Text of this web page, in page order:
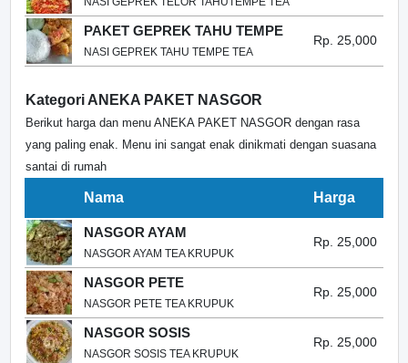
PAKET GEPREK TAHU TEMPE
NASI GEPREK TAHU TEMPE TEA
Rp. 25,000
Kategori ANEKA PAKET NASGOR
Berikut harga dan menu ANEKA PAKET NASGOR dengan rasa
yang paling enak. Menu ini sangat enak dinikmati dengan suasana
santai di rumah
Nama Harga
NASGOR AYAM
NASGOR AYAM TEA KRUPUK
Rp. 25,000
NASGOR PETE
NASGOR PETE TEA KRUPUK
Rp. 25,000
NASGOR SOSIS
NASGOR SOSIS TEA KRUPUK
Rp. 25,000